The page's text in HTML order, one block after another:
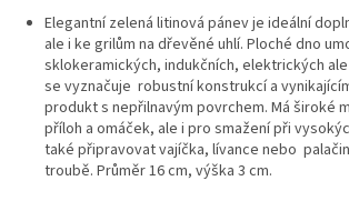
Elegantní zelená litinová pánev je ideální
ale i ke grilům na dřevěné uhlí. Ploché dno
sklokeramických, indukčních, elektrických
se vyznačuje robustní konstrukcí a
produkt s nepřilnavým povrchem. Má široké
příloh a omáček, ale i pro smažení při
také připravovat vajíčka, lívance nebo
troubě. Průměr 16 cm, výška 3 cm.